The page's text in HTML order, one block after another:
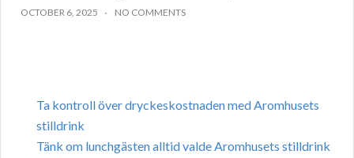
OCTOBER 6, 2025 NO COMMENTS
Ta kontroll över dryckeskostnaden med Aromhusets
stilldrink
Tänk om lunchgästen alltid valde Aromhusets stilldrink